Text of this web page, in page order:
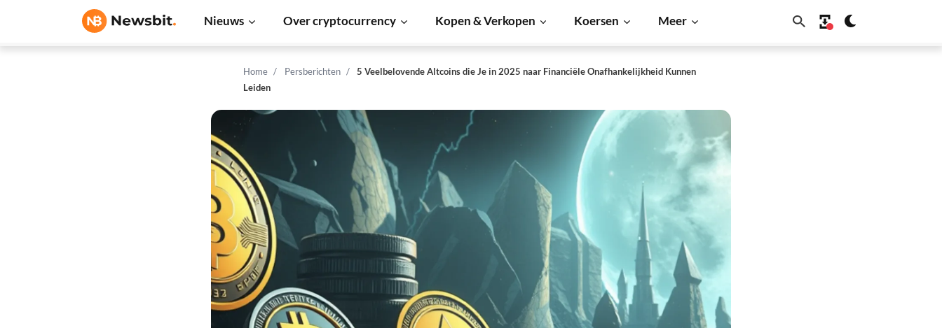
Nieuws Over cryptocurrency Kopen & Verkopen Koersen Meer
Home Persberichten
5 Veelbelovende Altcoins die Je in 2025 naar Financiële Onafhankelijkheid Kunnen
Leiden